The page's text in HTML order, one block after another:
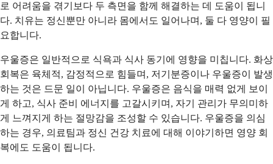
로 어려움을 겪기보다 두 측면을 함께 해결하는 데 도움이 됩니
다. 치유는 정신뿐만 아니라 몸에서도 일어나며, 둘 다 영양이 필
요합니다.
우울증은 일반적으로 식욕과 식사 동기에 영향을 미칩니다. 화상
회복은 육체적, 감정적으로 힘들며, 저기분증이나 우울증이 발생
하는 것은 드문 일이 아닙니다. 우울증은 음식을 매력 없게 보이
게 하고, 식사 준비 에너지를 고갈시키며, 자기 관리가 무의미하
게 느껴지게 하는 절망감을 조성할 수 있습니다. 우울증을 의심
하는 경우, 의료팀과 정신 건강 치료에 대해 이야기하면 영양 회
복에도 도움이 됩니다.